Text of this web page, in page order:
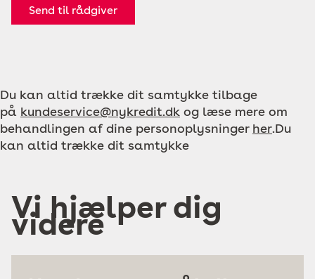
Send til rådgiver
Du kan altid trække dit samtykke tilbage
på kundeservice@nykredit.dk og læse mere om
behandlingen af dine personoplysninger her.Du
kan altid trække dit samtykke
Vi hjælper dig
videre